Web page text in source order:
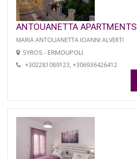
ANTOUANETTA APARTMENTS
MARIA ANTOUANETTA IOANNI ALVERTI
SYROS - ERMOUPOLI
+302281089123, +306936426412